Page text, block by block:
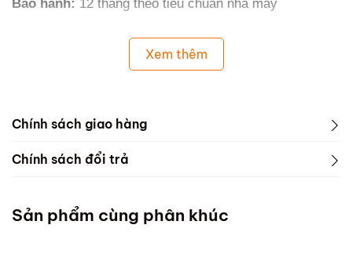
Bảo hành: 12 tháng theo tiêu chuẩn nhà máy
Xem thêm
Chính sách giao hàng
Chính sách đổi trả
Sản phẩm cùng phân khúc